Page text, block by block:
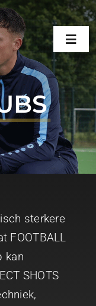
sterkere
FOOTBALL
kan
SHOTS